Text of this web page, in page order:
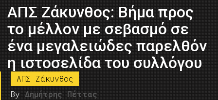
ΑΠΣ Ζάκυνθος: Βήμα προς
το μέλλον με σεβασμό σε
ένα μεγαλειώδες παρελθόν
η ιστοσελίδα του συλλόγου
ΑΠΣ Ζάκυνθος
By Δημήτρης Πέττας